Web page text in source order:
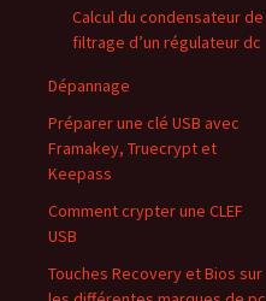
Calcul du condensateur de
filtrage d’un régulateur dc
Dépannage
Préparer une clé USB avec
Framakey, Truecrypt et
Keepass
Comment crypter une CLEF
USB
Touches Recovery et Bios sur